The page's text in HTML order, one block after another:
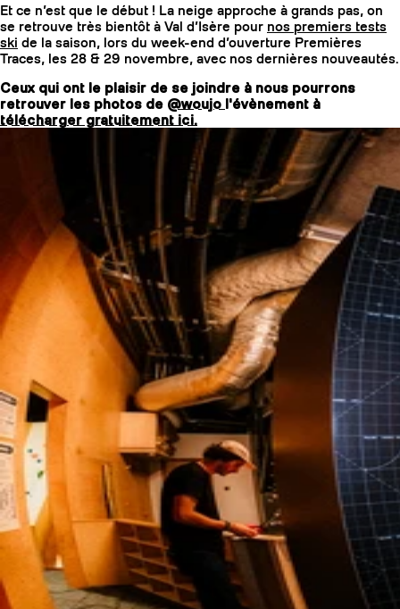
Et ce n’est que le début ! La neige approche à grands pas, on
se retrouve très bientôt à Val d’Isère pour nos premiers tests
ski de la saison, lors du week-end d’ouverture Premières
Traces, les 28 & 29 novembre, avec nos dernières nouveautés.
Ceux qui ont le plaisir de se joindre à nous pourrons
retrouver les photos de @woujo l'évènement à
télécharger gratuitement ici.